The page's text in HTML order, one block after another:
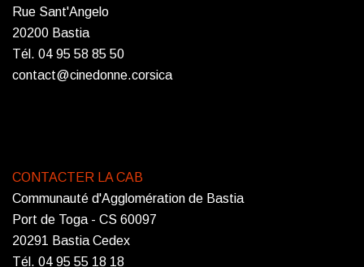
Rue Sant'Angelo
20200 Bastia
Tél. 04 95 58 85 50
contact@cinedonne.corsica
CONTACTER LA CAB
Communauté d'Agglomération de Bastia
Port de Toga - CS 60097
20291 Bastia Cedex
Tél. 04 95 55 18 18